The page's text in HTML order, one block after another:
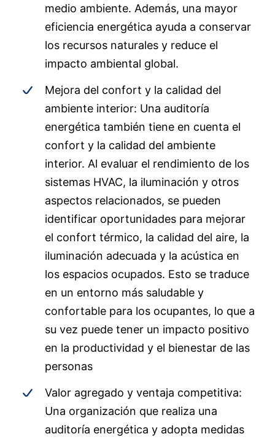
medio ambiente. Además, una mayor
eficiencia energética ayuda a conservar
los recursos naturales y reduce el
impacto ambiental global.
Mejora del confort y la calidad del
ambiente interior: Una auditoría
energética también tiene en cuenta el
confort y la calidad del ambiente
interior. Al evaluar el rendimiento de los
sistemas HVAC, la iluminación y otros
aspectos relacionados, se pueden
identificar oportunidades para mejorar
el confort térmico, la calidad del aire, la
iluminación adecuada y la acústica en
los espacios ocupados. Esto se traduce
en un entorno más saludable y
confortable para los ocupantes, lo que a
su vez puede tener un impacto positivo
en la productividad y el bienestar de las
personas
Valor agregado y ventaja competitiva:
Una organización que realiza una
auditoría energética y adopta medidas